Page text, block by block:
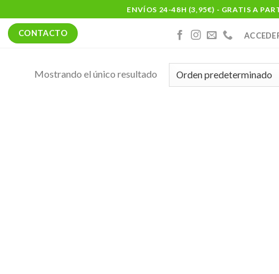
ENVÍOS 24-48H (3,95€) - GRATIS A
CONTACTO
Mostrando el único resultado